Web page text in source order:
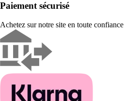
Paiement sécurisé
Achetez sur notre site en toute confiance